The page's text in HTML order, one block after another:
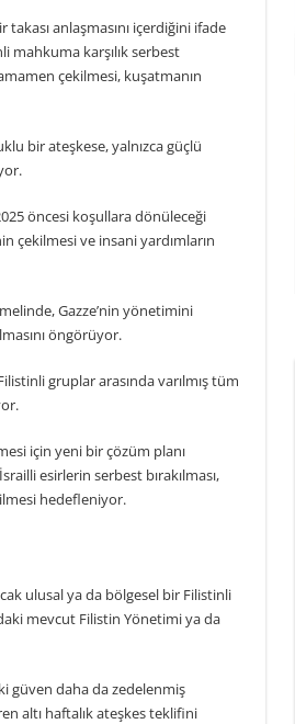
anlaşmasını içerdiğini ifade
mahkuma karşılık serbest
çekilmesi, kuşatmanın
bir ateşkese, yalnızca güçlü
öncesi koşullara dönüleceği
çekilmesi ve insani yardımların
Gazze’nin yönetimini
öngörüyor.
gruplar arasında varılmış tüm
için yeni bir çözüm planı
esirlerin serbest bırakılması,
hedefleniyor.
ulusal ya da bölgesel bir Filistinli
mevcut Filistin Yönetimi ya da
güven daha da zedelenmiş
altı haftalık ateşkes teklifini